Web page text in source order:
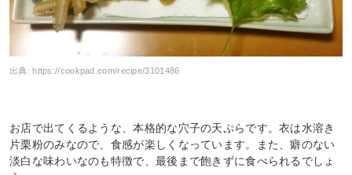
出典:https://cookpad.com/recipe/3101486
お店で出てくるような、本格的な穴子の天ぷらです。衣は水溶き
片栗粉のみなので、食感が楽しくなっています。また、癖のない
淡白な味わいなのも特徴で、最後まで飽きずに食べられるでしょ